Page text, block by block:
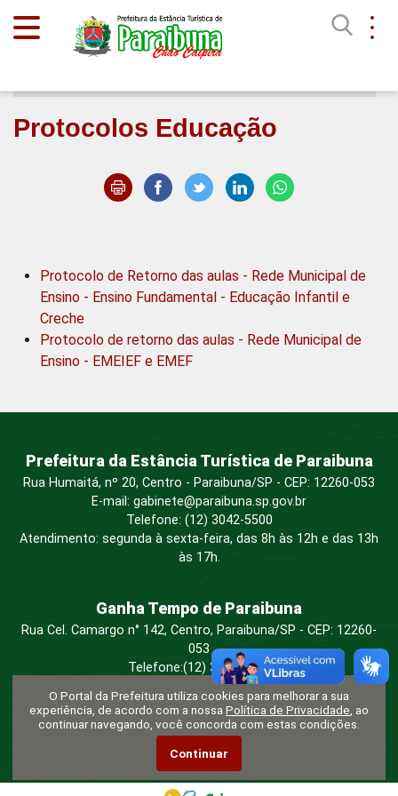
Protocolos Educação
Protocolo de Retorno das aulas - Rede Municipal de
Ensino - Ensino Fundamental - Educação Infantil e
Creche
Protocolo de retorno das aulas - Rede Municipal de
Ensino - EMEIEF e EMEF
Prefeitura da Estância Turística de Paraibuna
Rua Humaitá, nº 20, Centro - Paraibuna/SP - CEP: 12260-053
E-mail: gabinete@paraibuna.sp.gov.br
Telefone: (12) 3042-5500
Atendimento: segunda à sexta-feira, das 8h às 12h e das 13h
às 17h.
Ganha Tempo de Paraibuna
Rua Cel. Camargo n° 142, Centro, Paraibuna/SP - CEP: 12260-
053
Telefone:(12) 3042-5500
segunda à sexta-feira, das 9h às 16h.
Serviços:
Protocolo • Tributos (IPTU e outros) • Junta de
Serviço Militar • Procon • Detran • Sebrae • Toten do
Poupatempo.
O Portal da Prefeitura utiliza cookies para melhorar a sua
experiência, de acordo com a nossa Política de Privacidade , ao
continuar navegando, você concorda com estas condições.
Continuar